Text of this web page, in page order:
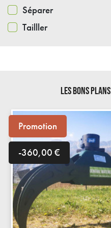
Séparer
Tailller
LES BONS PLANS
Promotion
-360,00 €